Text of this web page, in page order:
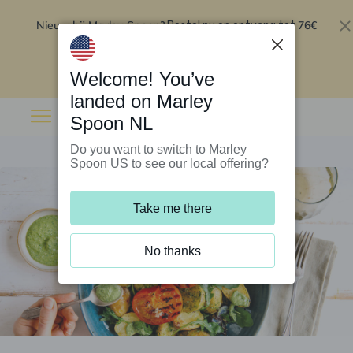
Nieuw bij Marley Spoon?Bestel nu en ontvang tot 76€
Welcome! You’ve
landed on Marley
Spoon NL
Do you want to switch to Marley
Spoon US to see our local offering?
Take me there
No thanks